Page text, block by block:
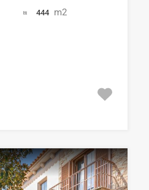
444 m2